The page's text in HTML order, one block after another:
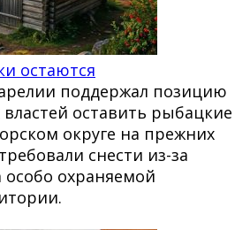
остаются
поддержал позицию
властей оставить рыбацкие
округе на прежних
снести из-за
охраняемой